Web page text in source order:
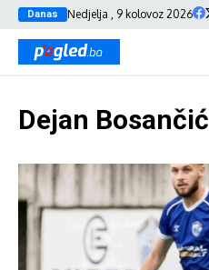
Danas Nedjelja , 9 kolovoz 2026
Dejan Bosančić